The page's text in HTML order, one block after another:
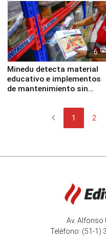
6
Minedu detecta material
educativo e implementos
de mantenimiento sin
chevron_left 1 2
Av. Alfonso
Teléfono: (51-1)